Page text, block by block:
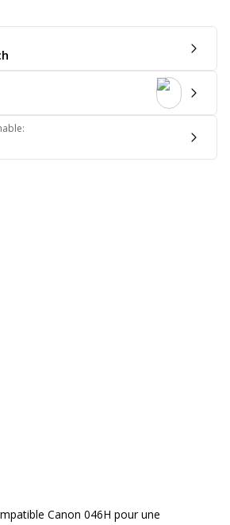
:
Canon 046H pour une